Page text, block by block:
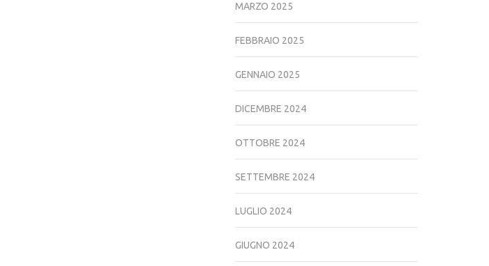
MARZO 2025
FEBBRAIO 2025
GENNAIO 2025
DICEMBRE 2024
OTTOBRE 2024
SETTEMBRE 2024
LUGLIO 2024
GIUGNO 2024